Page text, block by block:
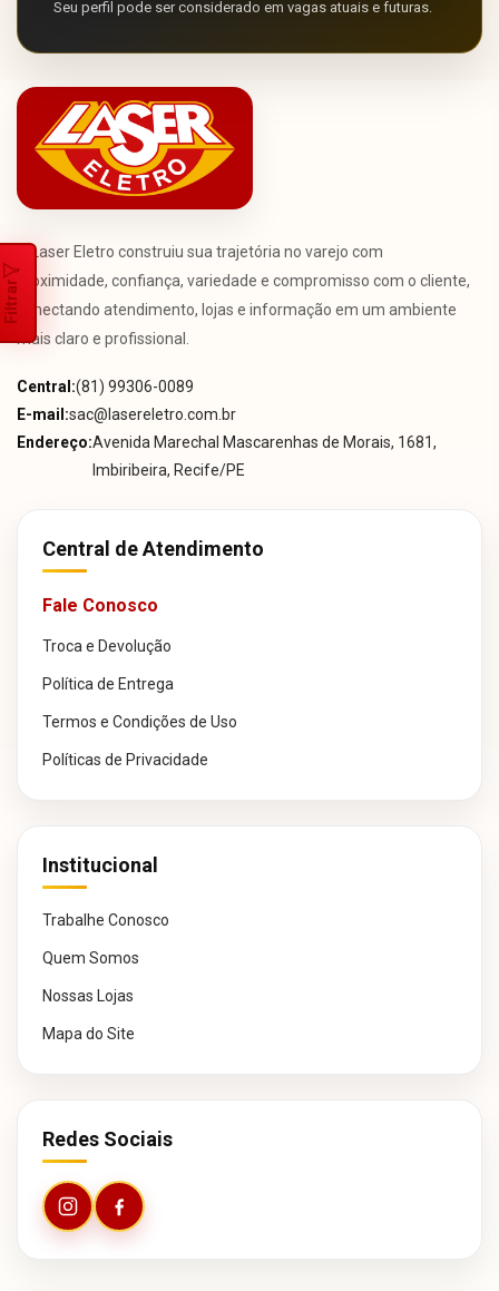
Filtrar
Seu perfil pode ser considerado em vagas atuais e futuras.
A Laser Eletro construiu sua trajetória no varejo com
proximidade, confiança, variedade e compromisso com o cliente,
conectando atendimento, lojas e informação em um ambiente
mais claro e profissional.
Central:(81) 99306-0089
E-mail:sac@lasereletro.com.br
Endereço:Avenida Marechal Mascarenhas de Morais, 1681,
Imbiribeira, Recife/PE
Central de Atendimento
Fale Conosco
Troca e Devolução
Política de Entrega
Termos e Condições de Uso
Políticas de Privacidade
Institucional
Trabalhe Conosco
Quem Somos
Nossas Lojas
Mapa do Site
Redes Sociais